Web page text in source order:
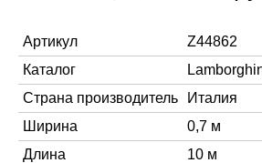
Артикул
Z44862
Каталог
Страна производитель
Италия
Ширина
0,7 м
Длина
10 м